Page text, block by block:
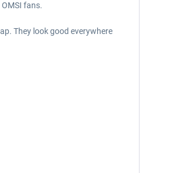
fans.
They look good everywhere